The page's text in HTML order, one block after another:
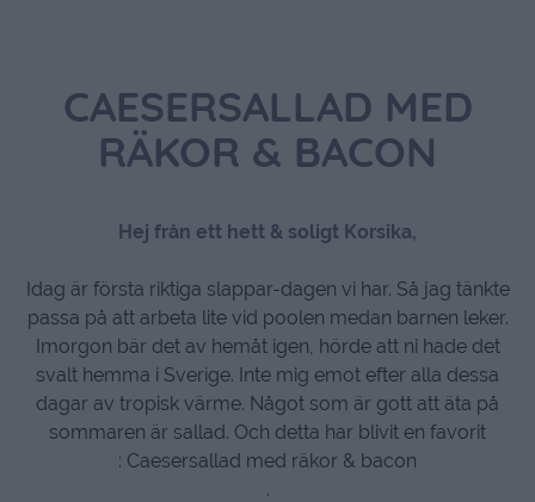
CAESERSALLAD MED
RÄKOR & BACON
Hej från ett hett & soligt Korsika,
Idag är första riktiga slappar-dagen vi har. Så jag tänkte
passa på att arbeta lite vid poolen medan barnen leker.
Imorgon bär det av hemåt igen, hörde att ni hade det
svalt hemma i Sverige. Inte mig emot efter alla dessa
dagar av tropisk värme. Något som är gott att äta på
sommaren är sallad. Och detta har blivit en favorit
: Caesersallad med räkor & bacon
.